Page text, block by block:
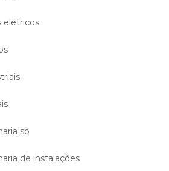
eletricos
sp
de instalações